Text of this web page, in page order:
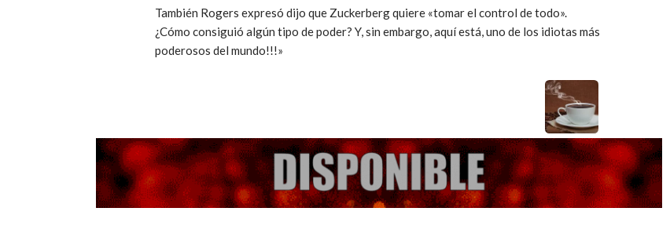
También Rogers expresó dijo que Zuckerberg quiere «tomar el control de todo».
¿Cómo consiguió algún tipo de poder? Y, sin embargo, aquí está, uno de los idiotas más
poderosos del mundo!!!»